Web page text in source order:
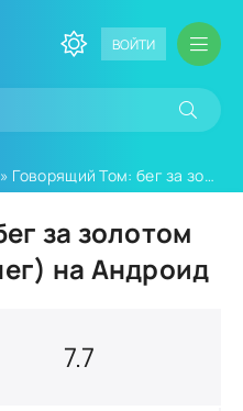
ВОЙТИ
» Говорящий Том: бег за золотом (МОД, Много денег)
за золотом
на Андроид
7.7